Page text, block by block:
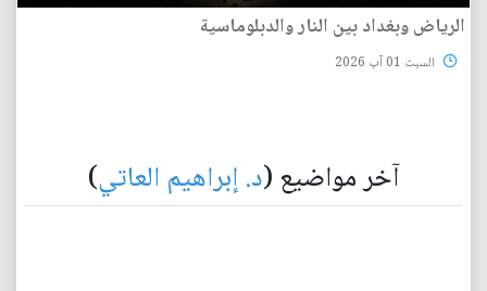
الرياض وبغداد بين النار والدبلوماسية
السبت 01 آب 2026
آخر مواضيع (د. إبراهيم العاتي)